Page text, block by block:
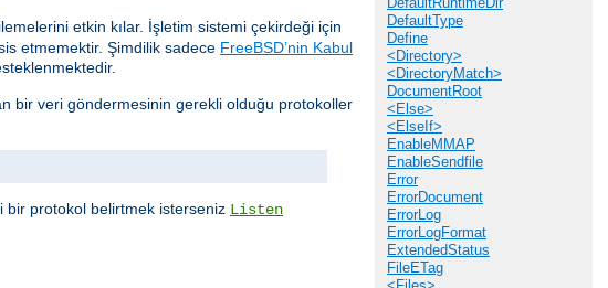
DefaultType
Define
<Directory>
<DirectoryMatch>
DocumentRoot
<Else>
<ElseIf>
EnableMMAP
EnableSendfile
Error
ErrorDocument
ErrorLog
ErrorLogFormat
ExtendedStatus
FileETag
etkin kılar. İşletim sistemi çekirdeği için
etmemektir. Şimdilik sadece FreeBSD’nin Kabul
bir veri göndermesinin gerekli olduğu protokoller
bir protokol belirtmek isterseniz Listen